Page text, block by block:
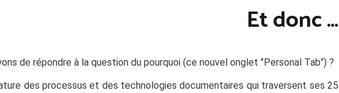
Et donc …
de répondre à la question du pourquoi (ce nouvel onglet "Personal Tab") ?
des processus et des technologies documentaires qui traversent ses 25